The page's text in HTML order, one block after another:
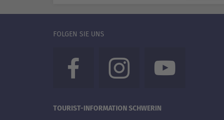
FOLGEN SIE UNS
TOURIST-INFORMATION SCHWERIN